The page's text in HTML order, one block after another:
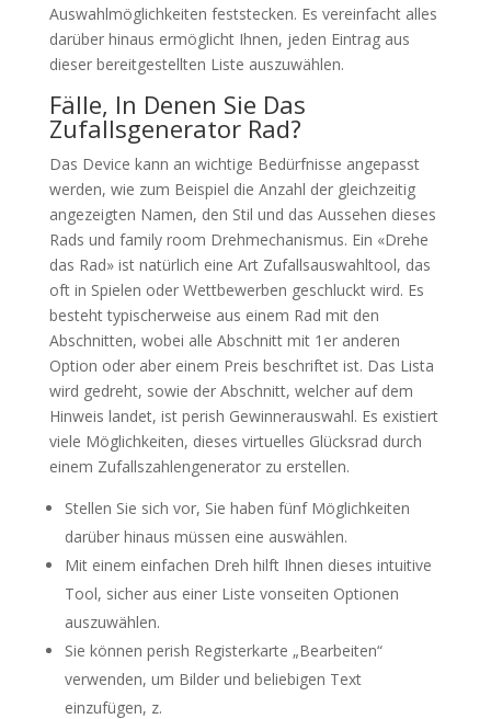
Auswahlmöglichkeiten feststecken. Es vereinfacht alles
darüber hinaus ermöglicht Ihnen, jeden Eintrag aus
dieser bereitgestellten Liste auszuwählen.
Fälle, In Denen Sie Das
Zufallsgenerator Rad?
Das Device kann an wichtige Bedürfnisse angepasst
werden, wie zum Beispiel die Anzahl der gleichzeitig
angezeigten Namen, den Stil und das Aussehen dieses
Rads und family room Drehmechanismus. Ein «Drehe
das Rad» ist natürlich eine Art Zufallsauswahltool, das
oft in Spielen oder Wettbewerben geschluckt wird. Es
besteht typischerweise aus einem Rad mit den
Abschnitten, wobei alle Abschnitt mit 1er anderen
Option oder aber einem Preis beschriftet ist. Das Lista
wird gedreht, sowie der Abschnitt, welcher auf dem
Hinweis landet, ist perish Gewinnerauswahl. Es existiert
viele Möglichkeiten, dieses virtuelles Glücksrad durch
einem Zufallszahlengenerator zu erstellen.
Stellen Sie sich vor, Sie haben fünf Möglichkeiten
darüber hinaus müssen eine auswählen.
Mit einem einfachen Dreh hilft Ihnen dieses intuitive
Tool, sicher aus einer Liste vonseiten Optionen
auszuwählen.
Sie können perish Registerkarte „Bearbeiten“
verwenden, um Bilder und beliebigen Text
einzufügen, z.